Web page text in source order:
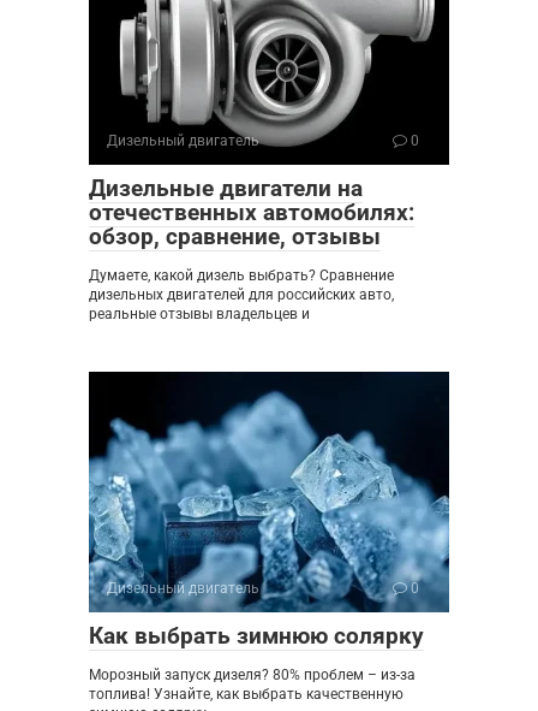
Дизельный двигатель 0
Дизельные двигатели на
отечественных автомобилях:
обзор, сравнение, отзывы
Думаете, какой дизель выбрать? Сравнение
дизельных двигателей для российских авто,
реальные отзывы владельцев и
Дизельный двигатель 0
Как выбрать зимнюю солярку
Морозный запуск дизеля? 80% проблем – из-за
топлива! Узнайте, как выбрать качественную